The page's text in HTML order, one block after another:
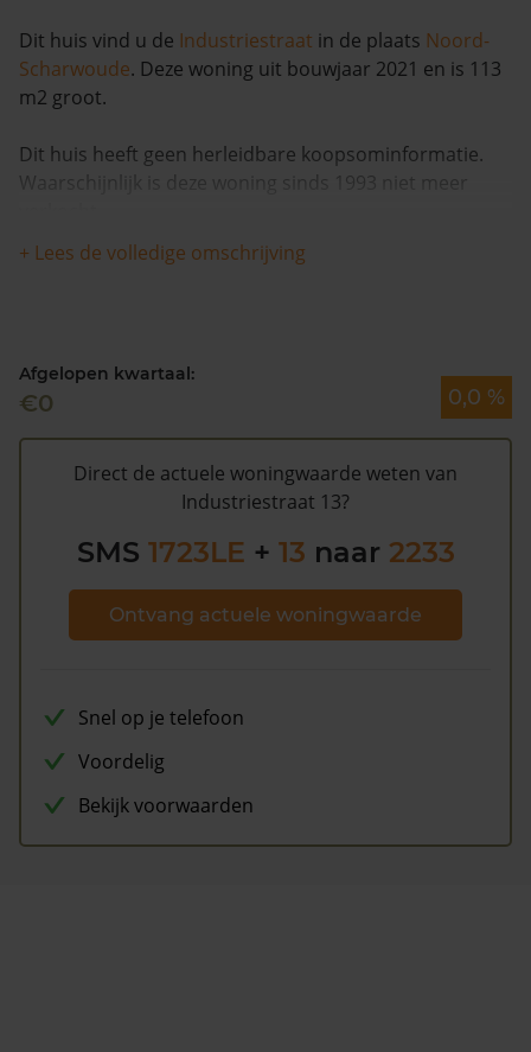
Dit huis vind u de Industriestraat in de plaats Noord-
Scharwoude. Deze woning uit bouwjaar 2021 en is 113
m2 groot.
Dit huis heeft geen herleidbare koopsominformatie.
Waarschijnlijk is deze woning sinds 1993 niet meer
Volgens Kadasterdata is de kans dat deze waarde te
waarde en kansen op besparing. Schrijf u
gratis in.
+ Lees de volledige omschrijving
Afgelopen kwartaal:
€0 0,0 %
Direct de actuele woningwaarde weten van
Industriestraat 13?
SMS 1723LE + 13 naar 2233
Ontvang actuele woningwaarde
Snel op je telefoon
Voordelig
Bekijk voorwaarden